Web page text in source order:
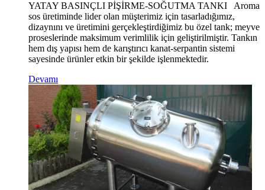
YATAY BASINÇLI PİŞİRME-SOĞUTMA TANKI Aroma
sos üretiminde lider olan müşterimiz için tasarladığımız,
dizaynını ve üretimini gerçekleştirdiğimiz bu özel tank; meyve
proseslerinde maksimum verimlilik için geliştirilmiştir. Tankın
hem dış yapısı hem de karıştırıcı kanat-serpantin sistemi
sayesinde ürünler etkin bir şekilde işlenmektedir.
Devamı